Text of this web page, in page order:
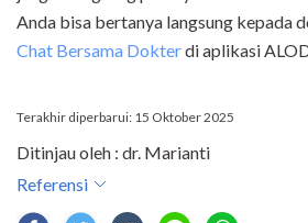
Anda bisa bertanya langsung kepada
Chat Bersama Dokterdi aplikasi
Terakhir diperbarui: 15 Oktober 2025